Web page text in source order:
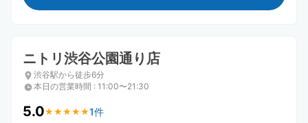
ニトリ渋谷公園通り店
渋谷駅から徒歩6分
本日の営業時間 : 11:00〜21:30
5.0★ ★ ★ ★ ★
★ ★ ★ ★ ★1件